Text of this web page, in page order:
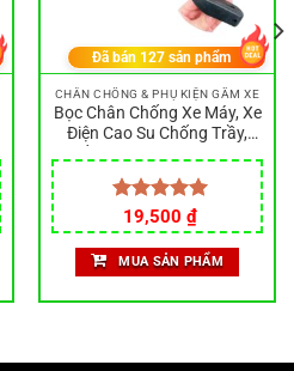
CHÂN CHỐNG & PHỤ KIỆN GẦM XE
Bọc Chân Chống Xe Máy, Xe
Điện Cao Su Chống Trầy,
loại xe – đai sơn tĩnh điện
Được xếp
hạng5.00
5 sao
19,500 ₫
Đã bán 127 sản phẩm
MUA SẢN PHẨM